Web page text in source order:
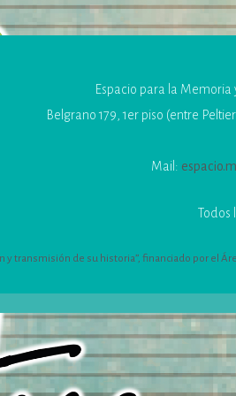
Espacio para la
Belgrano 179, 1er piso (entre
Mail:
Todos
de su historia”, financiado por el